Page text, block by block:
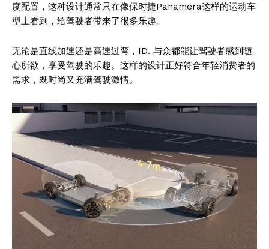
度配置，这种设计通常只在像保时捷Panamera这样的运动车
型上看到，给驾驶者带来了很多乐趣。
无论是直线加速还是高速过弯，ID. 与众都能让驾驶者感到随
心所欲，享受驾驶的乐趣。这样的设计正好符合年轻消费者的
需求，既时尚又充满驾驶激情。